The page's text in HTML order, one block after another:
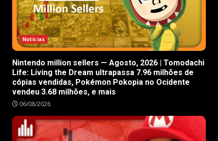
Notícias
Nintendo million sellers — Agosto, 2026 | Tomodachi
Life: Living the Dream ultrapassa 7.96 milhões de
cópias vendidas, Pokémon Pokopia no Ocidente
vendeu 3.68 milhões, e mais
06/08/2026